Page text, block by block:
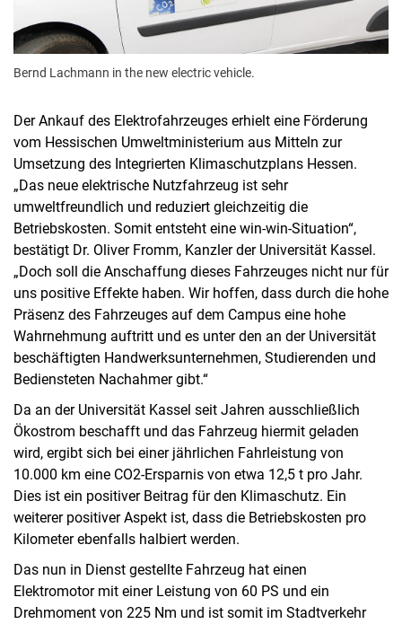
Bernd Lachmann in the new electric vehicle.
Der Ankauf des Elektrofahrzeuges erhielt eine Förderung
vom Hessischen Umweltministerium aus Mitteln zur
Umsetzung des Integrierten Klimaschutzplans Hessen.
„Das neue elektrische Nutzfahrzeug ist sehr
umweltfreundlich und reduziert gleichzeitig die
Betriebskosten. Somit entsteht eine win-win-Situation“,
bestätigt Dr. Oliver Fromm, Kanzler der Universität Kassel.
„Doch soll die Anschaffung dieses Fahrzeuges nicht nur für
uns positive Effekte haben. Wir hoffen, dass durch die hohe
Präsenz des Fahrzeuges auf dem Campus eine hohe
Wahrnehmung auftritt und es unter den an der Universität
beschäftigten Handwerksunternehmen, Studierenden und
Bediensteten Nachahmer gibt.“
Da an der Universität Kassel seit Jahren ausschließlich
Ökostrom beschafft und das Fahrzeug hiermit geladen
wird, ergibt sich bei einer jährlichen Fahrleistung von
10.000 km eine CO2-Ersparnis von etwa 12,5 t pro Jahr.
Dies ist ein positiver Beitrag für den Klimaschutz. Ein
weiterer positiver Aspekt ist, dass die Betriebskosten pro
Kilometer ebenfalls halbiert werden.
Das nun in Dienst gestellte Fahrzeug hat einen
Elektromotor mit einer Leistung von 60 PS und ein
Drehmoment von 225 Nm und ist somit im Stadtverkehr